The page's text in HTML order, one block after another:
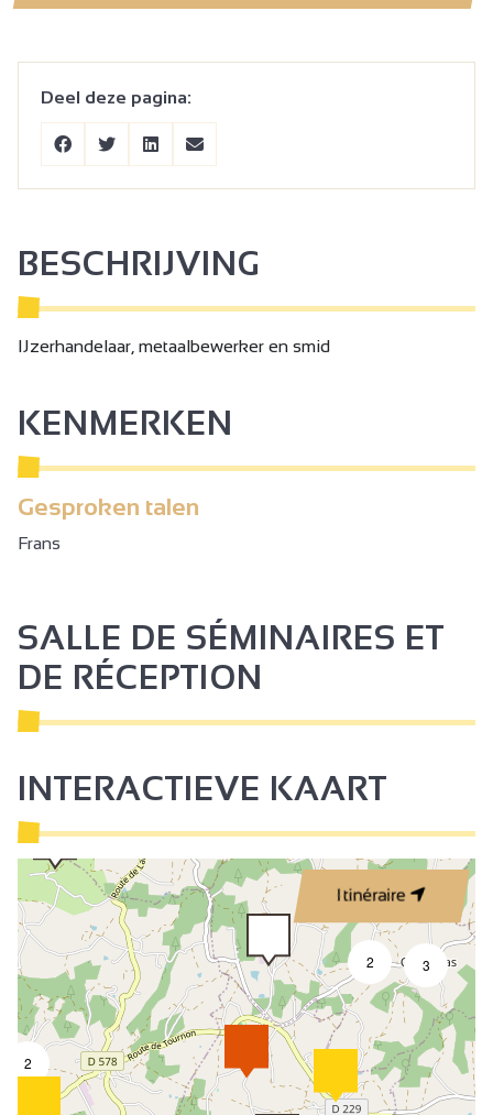
Deel deze pagina:
BESCHRIJVING
IJzerhandelaar, metaalbewerker en smid
KENMERKEN
Gesproken talen
Frans
SALLE DE SÉMINAIRES ET
DE RÉCEPTION
INTERACTIEVE KAART
Itinéraire
3
2
2